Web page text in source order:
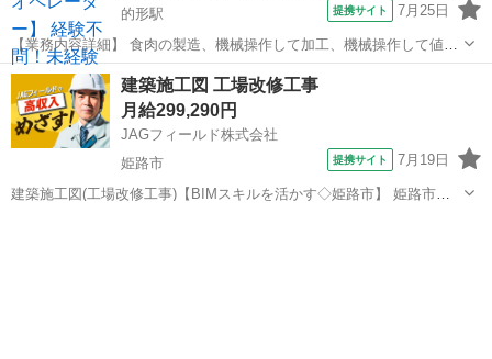
的形駅
提携サイト 7月25日
【業務内容詳細】 食肉の製造、機械操作して加工、機械操作して値付
け原材料の投入など。 またそれらに付随する業務とデータを数値記録
【取扱製品情報】 食肉 休憩時間にゆっくりできるスペース完備！ 持
ち物が多いあ...
兵庫 姫路市 的形駅 建築
建築施工図 工場改修工事
月給299,290円
JAGフィールド株式会社
姫路市
提携サイト 7月19日
建築施工図(工場改修工事)【BIMスキルを活かす◇姫路市】 姫路市の